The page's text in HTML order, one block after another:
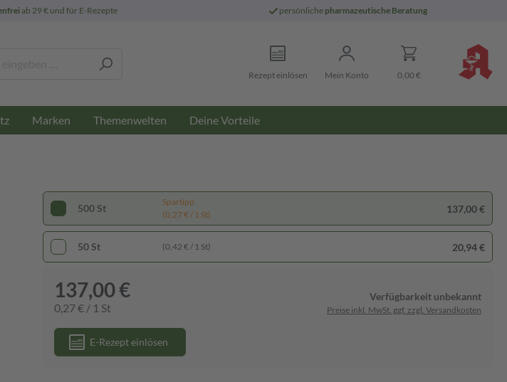
ab 29 € und für E-Rezepte persönliche pharmazeutische Beratung
Rezept einlösen Mein Konto 0,00 €
Marken Themenwelten Deine Vorteile
500 St
Spartipp
(0,27 € / 1 St)
137,00 €
50 St (0,42 € / 1 St) 20,94 €
137,00 €
0,27 € / 1 St
Verfügbarkeit unbekannt
Preise inkl. MwSt. ggf. zzgl. Versandkosten
E-Rezept einlösen